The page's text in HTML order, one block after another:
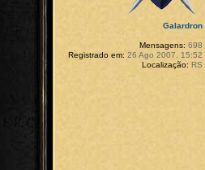
Galardron
Mensagens: 698
Registrado em: 26 Ago 2007, 15:52
Localização: RS